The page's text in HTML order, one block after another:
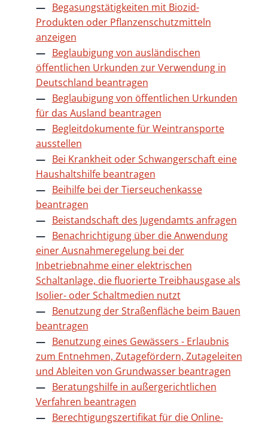
Begasungstätigkeiten mit Biozid-
Produkten oder Pflanzenschutzmitteln
anzeigen
Beglaubigung von ausländischen
öffentlichen Urkunden zur Verwendung in
Deutschland beantragen
Beglaubigung von öffentlichen Urkunden
für das Ausland beantragen
Begleitdokumente für Weintransporte
ausstellen
Bei Krankheit oder Schwangerschaft eine
Haushaltshilfe beantragen
Beihilfe bei der Tierseuchenkasse
beantragen
Beistandschaft des Jugendamts anfragen
Benachrichtigung über die Anwendung
einer Ausnahmeregelung bei der
Inbetriebnahme einer elektrischen
Schaltanlage, die fluorierte Treibhausgase als
Isolier- oder Schaltmedien nutzt
Benutzung der Straßenfläche beim Bauen
beantragen
Benutzung eines Gewässers - Erlaubnis
zum Entnehmen, Zutagefördern, Zutageleiten
und Ableiten von Grundwasser beantragen
Beratungshilfe in außergerichtlichen
Verfahren beantragen
Berechtigungszertifikat für die Online-